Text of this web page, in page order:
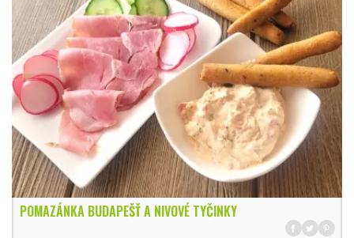
POMAZÁNKA BUDAPEŠŤ A NIVOVÉ TYČINKY